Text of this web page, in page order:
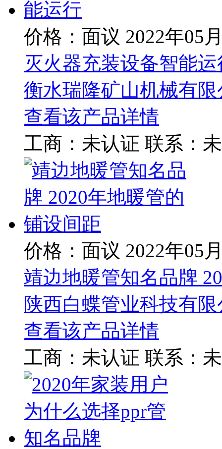
价格：面议 2022年05
灭火器充装设备智能运
衡水瑞隆矿山机械有限
查看该产品详情
工商： 未认证 联系：
价格：面议 2022年05
靖边地暖管知名品牌
陕西白蝶管业科技有
查看该产品详情
工商： 未认证 联系：